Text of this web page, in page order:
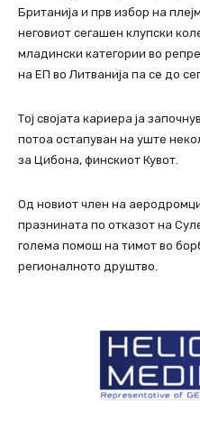
Британија и прв избор на
неговиот сегашен клупски
младински категории во
на ЕП во Литванија па се до
Тој својата кариера ја
потоа остапуван на уште
за Цибона, финскиот Кувот.
Од новиот член на
празнината по отказот на
голема помош на тимот во
регионалното друштво.